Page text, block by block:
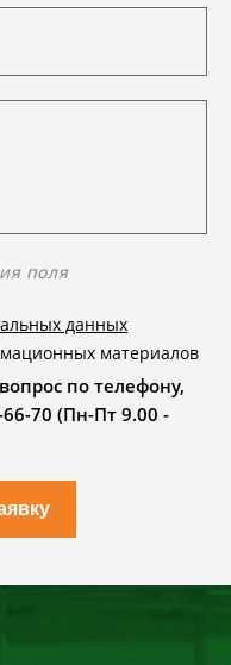
поля
данных
материалов
по телефону,
70 (Пн-Пт 9.00 -